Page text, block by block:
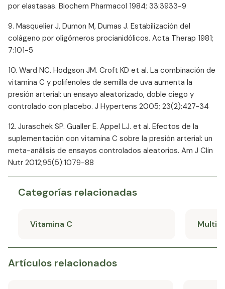
por elastasas. Biochem Pharmacol 1984; 33:3933-9
9. Masquelier J, Dumon M, Dumas J. Estabilización del
colágeno por oligómeros procianidólicos. Acta Therap 1981;
7:101-5
10. Ward NC. Hodgson JM. Croft KD et al. La combinación de
vitamina C y polifenoles de semilla de uva aumenta la
presión arterial: un ensayo aleatorizado, doble ciego y
controlado con placebo. J Hypertens 2005; 23(2):427-34
12. Juraschek SP. Gualler E. Appel LJ. et al. Efectos de la
suplementación con vitamina C sobre la presión arterial: un
meta-análisis de ensayos controlados aleatorios. Am J Clin
Nutr 2012;95(5):1079-88
Categorías relacionadas
Vitamina C
Artículos relacionados